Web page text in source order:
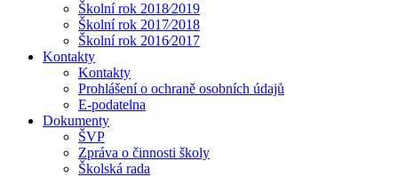
Školní rok 2018⁄2019
Školní rok 2017⁄2018
Školní rok 2016⁄2017
Kontakty
Kontakty
Prohlášení o ochraně osobních údajů
E-podatelna
Dokumenty
ŠVP
Zpráva o činnosti školy
Školská rada